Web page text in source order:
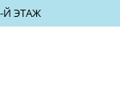
Й ЭТАЖ